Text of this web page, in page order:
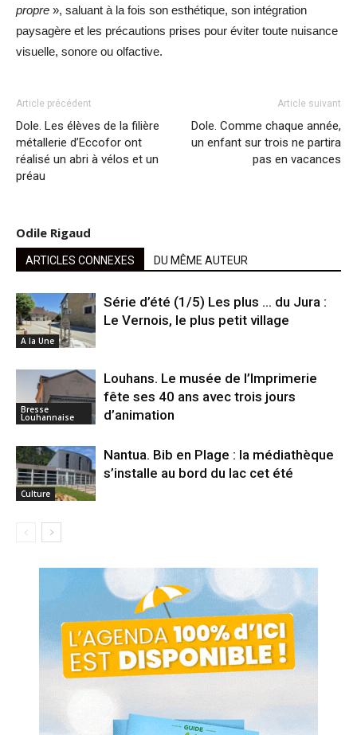
propre », saluant à la fois son esthétique, son intégration
paysagère et les précautions prises pour éviter toute nuisance
visuelle, sonore ou olfactive.
Article précédent
Dole. Les élèves de la filière
métallerie d’Eccofor ont
réalisé un abri à vélos et un
préau
Article suivant
Dole. Comme chaque année,
un enfant sur trois ne partira
pas en vacances
Odile Rigaud
ARTICLES CONNEXES DU MÊME AUTEUR
A la Une
Série d’été (1/5) Les plus … du Jura :
Le Vernois, le plus petit village
Bresse
Louhannaise
Louhans. Le musée de l’Imprimerie
fête ses 40 ans avec trois jours
d’animation
Culture
Nantua. Bib en Plage : la médiathèque
s’installe au bord du lac cet été